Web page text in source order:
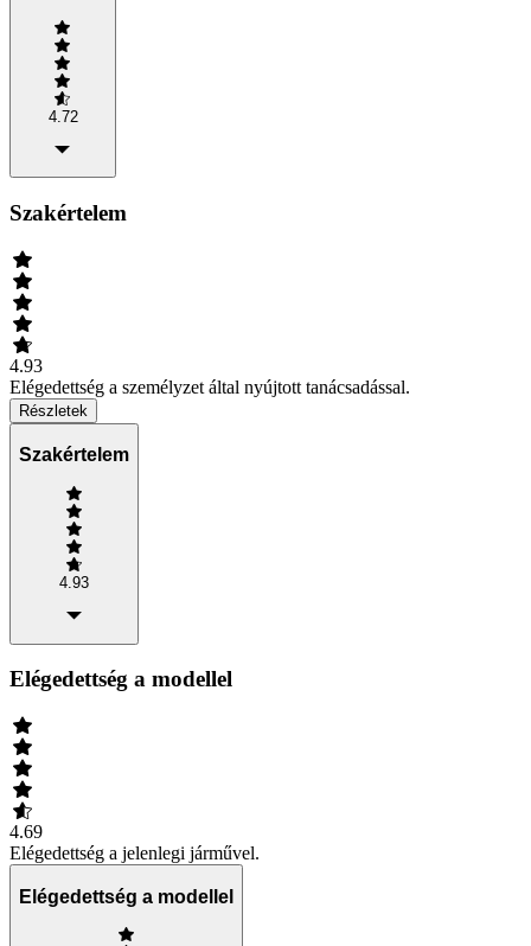
4.72
Szakértelem
4.93
Elégedettség a személyzet által nyújtott tanácsadással.
Részletek
Szakértelem
4.93
Elégedettség a modellel
4.69
Elégedettség a jelenlegi járművel.
Elégedettség a modellel